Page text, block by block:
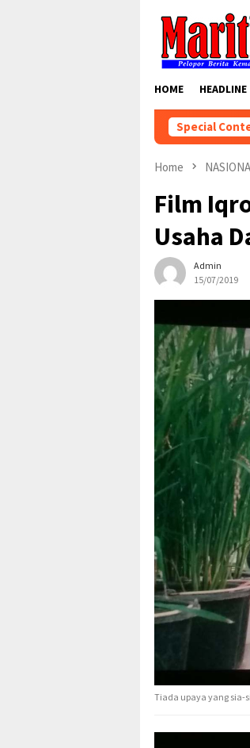
content
HOME HEADLINE
Special
Home
Film
Usaha
Admin
15/07/2019
Tiada upaya yang sia-